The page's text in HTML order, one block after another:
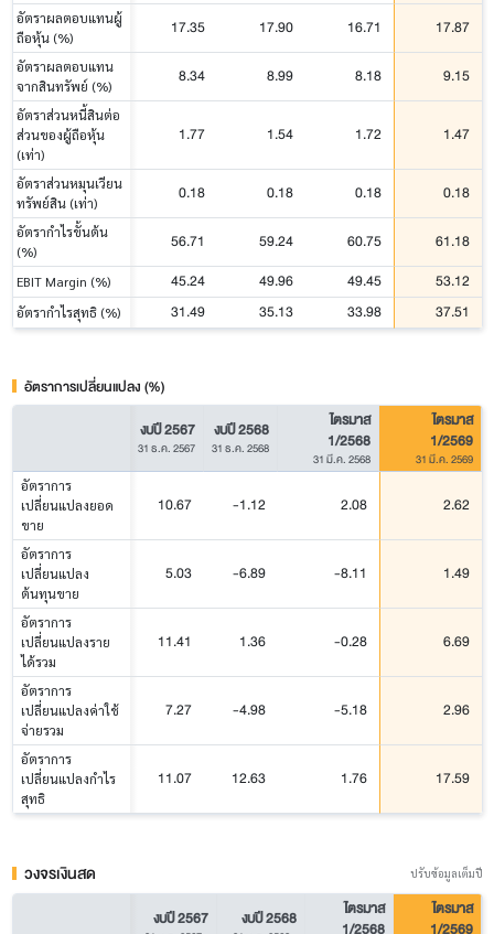
อัตราผลตอบแทนผู้
ถือหุ้น (%)
17.35 17.90 16.71 17.87
อัตราผลตอบแทน
จากสินทรัพย์ (%)
8.34 8.99 8.18 9.15
อัตราส่วนหนี้สินต่อ
ส่วนของผู้ถือหุ้น
(เท่า)
1.77 1.54 1.72 1.47
อัตราส่วนหมุนเวียน
ทรัพย์สิน (เท่า)
0.18 0.18 0.18 0.18
อัตรากำไรขั้นต้น
(%)
56.71 59.24 60.75 61.18
EBIT Margin (%) 45.24 49.96 49.45 53.12
อัตรากำไรสุทธิ (%) 31.49 35.13 33.98 37.51
อัตราการเปลี่ยนแปลง (%)
งบปี 2567
31 ธ.ค. 2567
งบปี 2568
31 ธ.ค. 2568
ไตรมาส
1/2568
31 มี.ค. 2568
ไตรมาส
1/2569
31 มี.ค. 2569
อัตราการ
เปลี่ยนแปลงยอด
ขาย
10.67 -1.12 2.08 2.62
อัตราการ
เปลี่ยนแปลง
ต้นทุนขาย
5.03 -6.89 -8.11 1.49
อัตราการ
เปลี่ยนแปลงราย
ได้รวม
11.41 1.36 -0.28 6.69
อัตราการ
เปลี่ยนแปลงค่าใช้
จ่ายรวม
7.27 -4.98 -5.18 2.96
อัตราการ
เปลี่ยนแปลงกำไร
สุทธิ
11.07 12.63 1.76 17.59
วงจรเงินสด ปรับข้อมูลเต็มปี
งบปี 2567 งบปี 2568
ไตรมาส
1/2568
ไตรมาส
1/2569